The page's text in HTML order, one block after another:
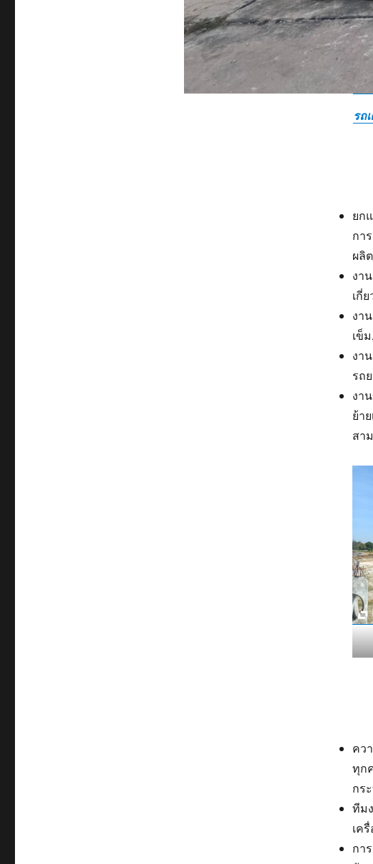
รถ
ยก
กา
ผลิต
งา
เกี่
งา
เข็
งา
รถ
งา
ย้า
สา
คว
ทุก
กร
ทีม
เค
กา